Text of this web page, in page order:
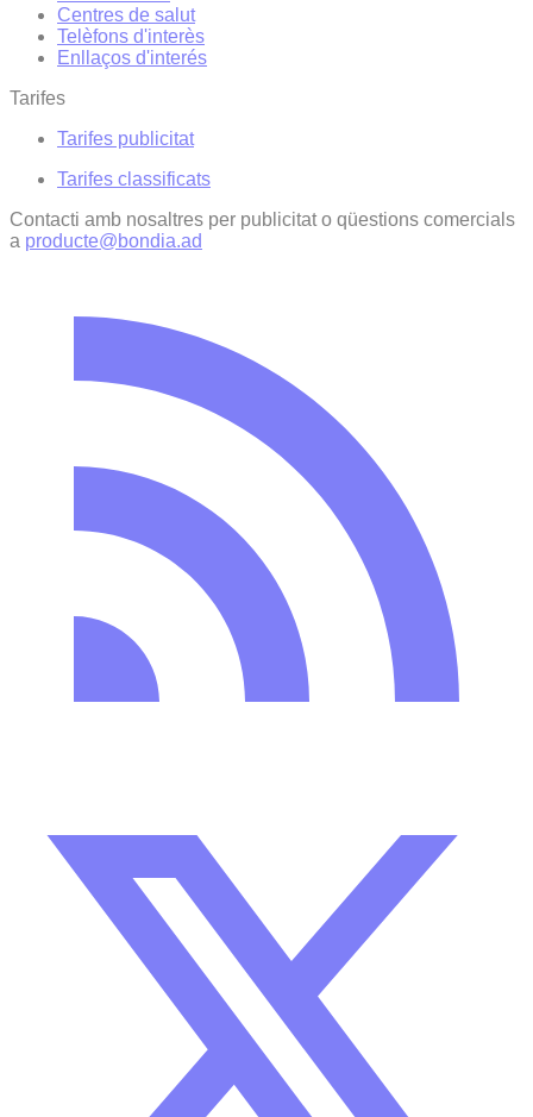
Centres de salut
Telèfons d'interès
Enllaços d'interés
Tarifes
Tarifes publicitat
Tarifes classificats
Contacti amb nosaltres per publicitat o qüestions comercials
a producte@bondia.ad